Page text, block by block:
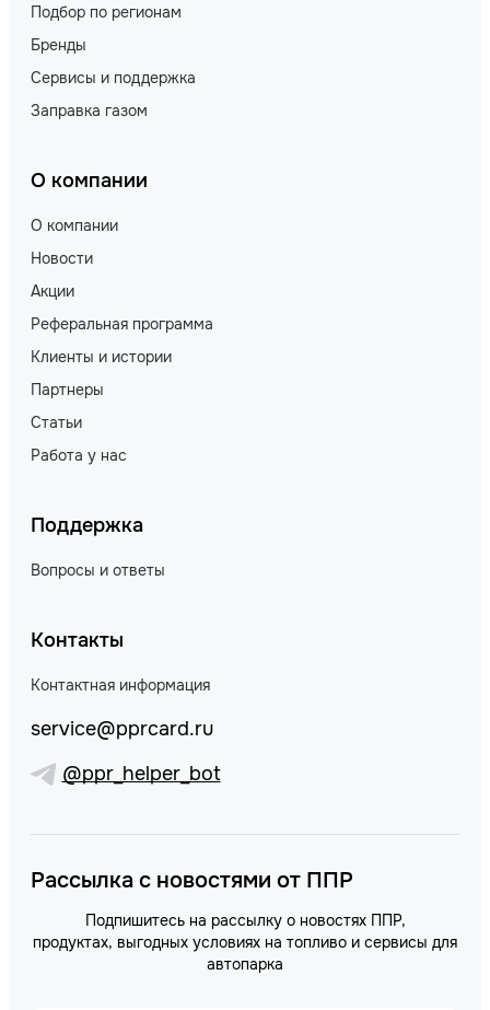
Подбор по регионам
Бренды
Сервисы и поддержка
Заправка газом
О компании
О компании
Новости
Акции
Реферальная программа
Клиенты и истории
Партнеры
Статьи
Работа у нас
Поддержка
Вопросы и ответы
Контакты
Контактная информация
service@pprcard.ru
@ppr_helper_bot
Рассылка с новостями от ППР
Подпишитесь на рассылку о новостях ППР,
продуктах, выгодных условиях на топливо и сервисы для
автопарка